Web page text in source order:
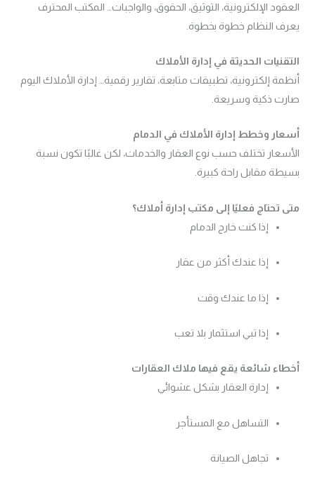
العقود الإلكترونية، التوثيق، الحقوق، والواجبات… المكتب المحترف
يعرف النظام خطوة بخطوة.
التقنيات الحديثة في إدارة الأملاك
أنظمة إلكترونية، تطبيقات متابعة، تقارير رقمية… إدارة الأملاك اليوم
صارت ذكية وسريعة.
أسعار وخطط إدارة الأملاك في الدمام
الأسعار تختلف حسب نوع العقار والخدمات، لكن غالبًا تكون نسبة
بسيطة مقابل راحة كبيرة.
متى تحتاج فعليًا إلى مكتب إدارة أملاك؟
إذا كنت خارج الدمام
إذا عندك أكثر من عقار
إذا ما عندك وقت
إذا تبي استثمار بلا تعب
أخطاء شائعة يقع فيها ملاك العقارات
إدارة العقار بشكل عشوائي
التساهل مع المستأجر
تجاهل الصيانة